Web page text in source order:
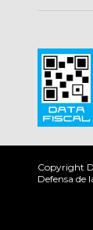
Copyright
Defensa de